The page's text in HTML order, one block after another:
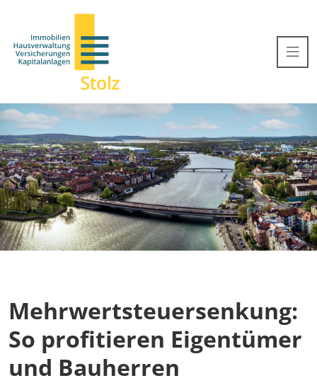
Mehrwertsteuersenkung:
So profitieren Eigentümer
und Bauherren